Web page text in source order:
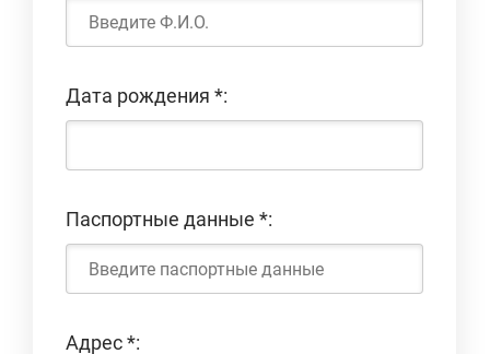
Дата рождения *:
Паспортные данные *:
Адрес*: